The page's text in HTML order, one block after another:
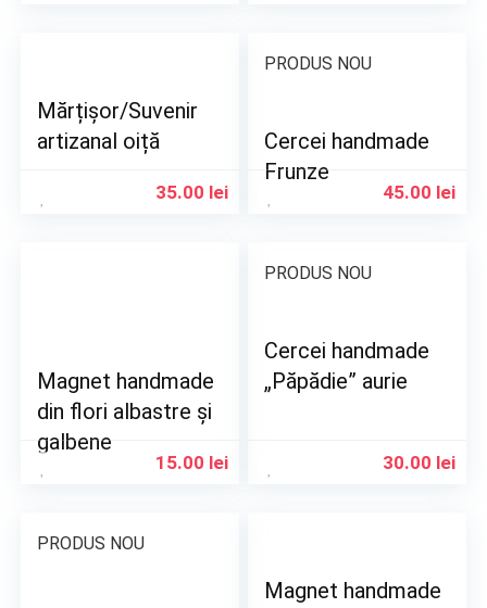
Mărțișor/Suvenir
artizanal oiță
35.00 lei
PRODUS NOU
Cercei handmade
Frunze
45.00 lei
Magnet handmade
din flori albastre și
galbene
15.00 lei
PRODUS NOU
Cercei handmade
„Păpădie” aurie
30.00 lei
PRODUS NOU
Magnet handmade